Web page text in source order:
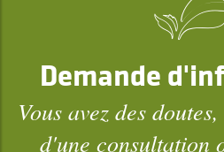
Demande
Vous avez des
d'une consultation